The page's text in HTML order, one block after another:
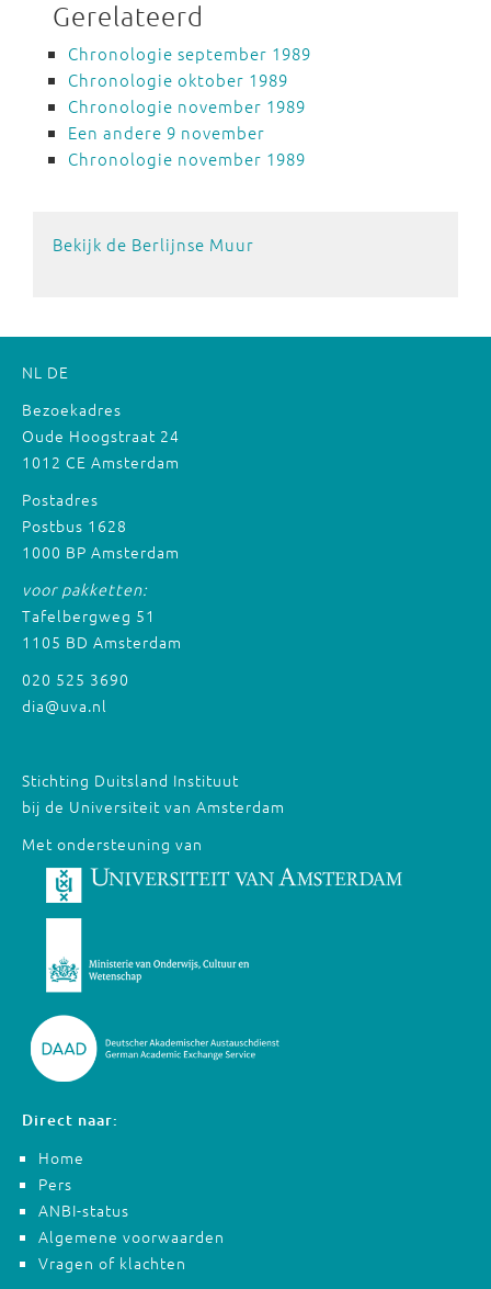
Gerelateerd
Chronologie september 1989
Chronologie oktober 1989
Chronologie november 1989
Een andere 9 november
Chronologie november 1989
Bekijk de Berlijnse Muur
NL DE
Bezoekadres
Oude Hoogstraat 24
1012 CE Amsterdam
Postadres
Postbus 1628
1000 BP Amsterdam
voor pakketten:
Tafelbergweg 51
1105 BD Amsterdam
020 525 3690
dia@uva.nl
Stichting Duitsland Instituut
bij de Universiteit van Amsterdam
Met ondersteuning van
Direct naar:
Home
Pers
ANBI-status
Algemene voorwaarden
Vragen of klachten